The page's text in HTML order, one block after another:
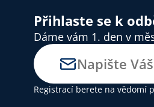
Přihlaste se k
Dáme vám 1. den v
Registrací berete na vědomí